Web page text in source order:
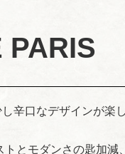
PARIS
辛口なデザインが
トとモダンさの匙加